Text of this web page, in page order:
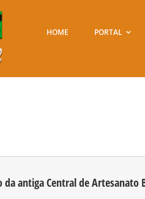
HOME PORTAL
antiga Central de Artesanato